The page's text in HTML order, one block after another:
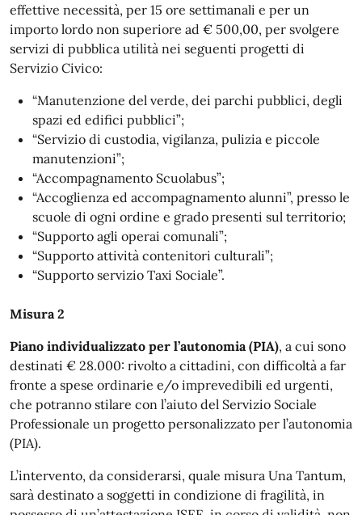
effettive necessità, per 15 ore settimanali e per un
importo lordo non superiore ad € 500,00, per svolgere
servizi di pubblica utilità nei seguenti progetti di
Servizio Civico:
“Manutenzione del verde, dei parchi pubblici, degli
spazi ed edifici pubblici”;
“Servizio di custodia, vigilanza, pulizia e piccole
manutenzioni”;
“Accompagnamento Scuolabus”;
“Accoglienza ed accompagnamento alunni”, presso le
scuole di ogni ordine e grado presenti sul territorio;
“Supporto agli operai comunali”;
“Supporto attività contenitori culturali”;
“Supporto servizio Taxi Sociale”.
Misura 2
Piano individualizzato per l’autonomia (PIA), a cui sono
destinati € 28.000: rivolto a cittadini, con difficoltà a far
fronte a spese ordinarie e/o imprevedibili ed urgenti,
che potranno stilare con l’aiuto del Servizio Sociale
Professionale un progetto personalizzato per l’autonomia
(PIA).
L’intervento, da considerarsi, quale misura Una Tantum,
sarà destinato a soggetti in condizione di fragilità, in